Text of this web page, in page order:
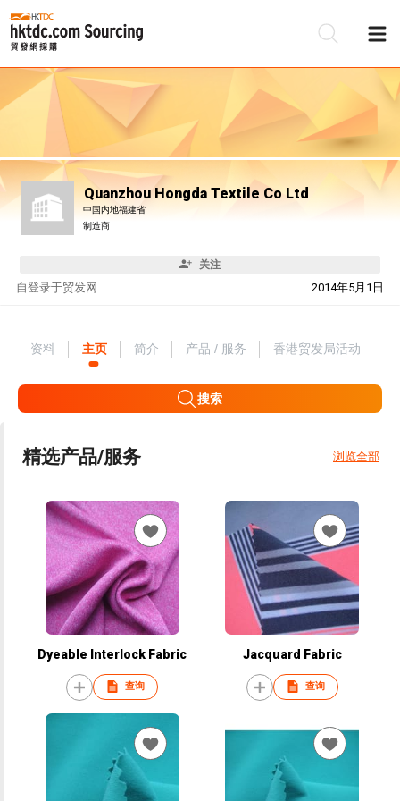
Quanzhou Hongda Textile Co Ltd
中国内地福建省
制造商
关注
自 2014年5月1日
登录于贸发网
资料 主页 简介 产品 / 服务 香港贸发局活动
搜索
精选产品/服务 浏览全部
Dyeable Interlock Fabric
查询
Jacquard Fabric
查询